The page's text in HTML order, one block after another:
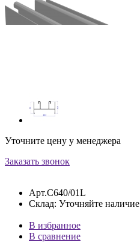
Уточните цену у менеджера
Заказать звонок
Арт.C640/01L
Склад: Уточняйте наличие
В избранное
В сравнение